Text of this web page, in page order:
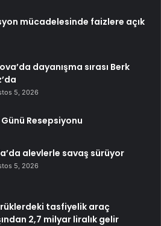
mücadelesinde faizlere açık
dayanışma sırası Berk
5, 2026
Günü Resepsiyonu
alevlerle savaş sürüyor
5, 2026
tasfiyelik araç
2,7 milyar liralık gelir